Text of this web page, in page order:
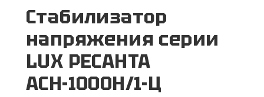
Стабилизатор
напряжения серии
LUX РЕСАНТА
АСН-1000Н/1-Ц